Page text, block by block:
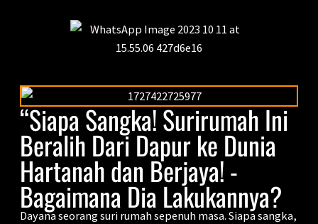
“Siapa Sangka! Surirumah Ini
Beralih Dari Dapur ke Dunia
Hartanah dan Berjaya! -
Bagaimana Dia Lakukannya?
Dayana seorang suri rumah sepenuh masa. Siapa sangka,